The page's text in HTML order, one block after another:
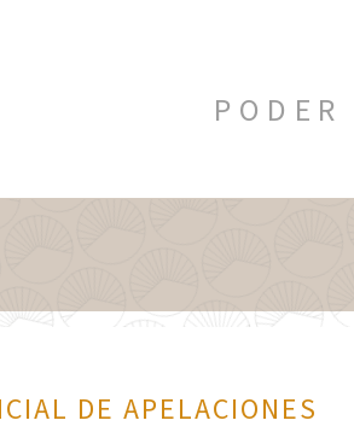
DE APELACIONES